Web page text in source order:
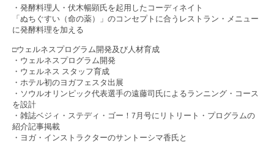
・発酵料理人・伏木暢顕氏を起用したコーディネイト
「ぬちぐすい（命の薬）」のコンセプトに合うレストラン・メニュー
に発酵料理を加える
□ウェルネスプログラム開発及び人材育成
・ウェルネスプログラム開発
・ウェルネス スタッフ育成
・ホテル初のヨガフェスタ出展
・ソウルオリンピック代表選手の遠藤司氏によるランニング・コース
を設計
・雑誌ベジィ・ステディ・ゴー！ 7 月号にリトリート・プログラムの
紹介記事掲載
・ヨガ・インストラクターのサントーシマ香氏と